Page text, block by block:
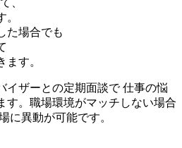
た場合でも
す。